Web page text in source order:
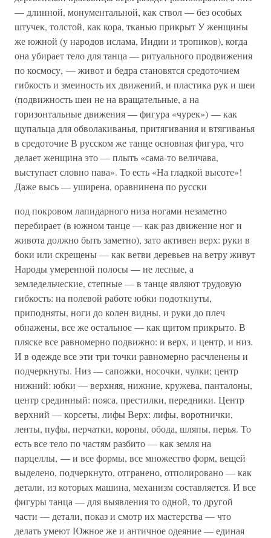
— длинной, монументальной, как ствол — без особых
штучек, толстой, как кора, тканью прикрыт У женщины
же южной (у народов ислама, Индии и тропиков), когда
она убирает тело для танца — ритуального продвижения
по космосу, — живот и бедра становятся средоточием
гибкость и змеиность их движений, и пластика рук и шеи
(подвижность шеи не на вращательные, а на
горизонтальные движения — фигура «чурек») — как
щупальца для обволакиванья, притягивания и втягиванья
в средоточие В русском же танце основная фигура, что
делает женщина это — плыть «сама-то величава,
выступает словно пава». То есть «На гладкой высоте»!
Даже высь — уширена, оравнинена по русски
под покровом лапидарного низа ногами незаметно
перебирает (в южном танце — как раз движение ног и
живота должно быть заметно), зато активен верх: руки в
боки или скрещены — как ветви деревьев на ветру живут
Народы умеренной полосы — не лесные, а
земледельческие, степные — в танце являют трудовую
гибкость: на полевой работе юбки подоткнуты,
приподняты, ноги до колен видны, и руки до плеч
обнажены, все же остальное — как щитом прикрыто. В
пляске все равномерно подвижно: и верх, и центр, и низ.
И в одежде все эти три точки равномерно расчленены и
подчеркнуты. Низ — сапожки, носочки, чулки; центр
нижний: юбки — верхняя, нижние, кружева, панталоны,
центр срединный: пояса, престилки, передники. Центр
верхний — корсеты, лифы Верх: лифы, воротнички,
ленты, пуфы, перчатки, короны, обода, шляпы, перья. То
есть все тело по частям разбито — как земля на
парцеллы, — и все формы, все множество форм, вещей
выделено, подчеркнуто, отгранено, отполировано — как
детали, из которых машина, механизм составляется. И все
фигуры танца — для выявления то одной, то другой
части — детали, показ и смотр их мастерства — что
делать умеют Южное же и античное одеяние — единая